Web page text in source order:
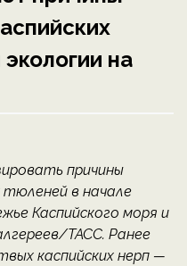
на
причины
тюленей в начале
Каспийского моря и
ТАСС. Ранее
каспийских нерп —